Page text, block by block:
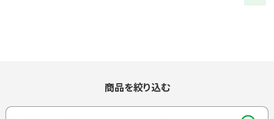
商品を絞り込む